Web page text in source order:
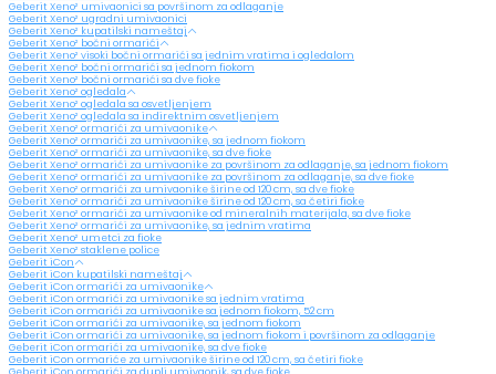
Geberit Xeno² umivaonici sa površinom za odlaganje
Geberit Xeno² ugradni umivaonici
Geberit Xeno² kupatilski nameštaj
Geberit Xeno² bočni ormarići
Geberit Xeno² visoki bočni ormarići sa jednim vratima i ogledalom
Geberit Xeno² bočni ormarići sa jednom fiokom
Geberit Xeno² bočni ormarići sa dve fioke
Geberit Xeno² ogledala
Geberit Xeno² ogledala sa osvetljenjem
Geberit Xeno² ogledala sa indirektnim osvetljenjem
Geberit Xeno² ormarići za umivaonike
Geberit Xeno² ormarići za umivaonike, sa jednom fiokom
Geberit Xeno² ormarići za umivaonike, sa dve fioke
Geberit Xeno² ormarići za umivaonike za površinom za odlaganje, sa jednom fiokom
Geberit Xeno² ormarići za umivaonike za površinom za odlaganje, sa dve fioke
Geberit Xeno² ormarići za umivaonike širine od 120 cm, sa dve fioke
Geberit Xeno² ormarići za umivaonike širine od 120 cm, sa četiri fioke
Geberit Xeno² ormarići za umivaonike od mineralnih materijala, sa dve fioke
Geberit Xeno² ormarići za umivaonike, sa jednim vratima
Geberit Xeno² umetci za fioke
Geberit Xeno² staklene police
Geberit iCon
Geberit iCon kupatilski nameštaj
Geberit iCon ormarići za umivaonike
Geberit iCon ormarići za umivaonike sa jednim vratima
Geberit iCon ormarići za umivaonike sa jednom fiokom, 52 cm
Geberit iCon ormarići za umivaonike, sa jednom fiokom
Geberit iCon ormarići za umivaonike, sa jednom fiokom i površinom za odlaganje
Geberit iCon ormarići za umivaonike, sa dve fioke
Geberit iCon ormariće za umivaonike širine od 120 cm, sa četiri fioke